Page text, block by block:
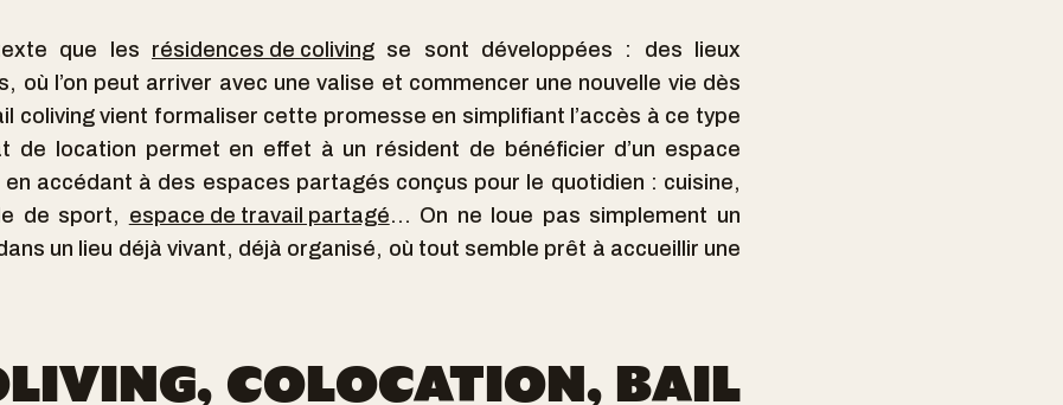
que les résidences de coliving se sont développées : des lieux
où l’on peut arriver avec une valise et commencer une nouvelle vie dès
coliving vient formaliser cette promesse en simplifiant l’accès à ce type
de location permet en effet à un résident de bénéficier d’un espace
accédant à des espaces partagés conçus pour le quotidien : cuisine,
de sport, espace de travail partagé… On ne loue pas simplement un
un lieu déjà vivant, déjà organisé, où tout semble prêt à accueillir une
COLOCATION, BAIL